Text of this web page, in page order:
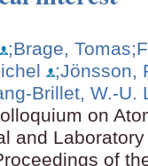
;Brage, Tomas
;Jönsson,
Brillet, W.-U.
on
and
of